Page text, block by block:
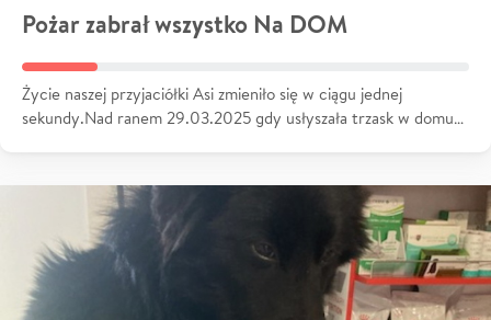
Pożar zabrał wszystko Na DOM
Życie naszej przyjaciółki Asi zmieniło się w ciągu jednej
sekundy.Nad ranem 29.03.2025 gdy usłyszała trzask w domu…